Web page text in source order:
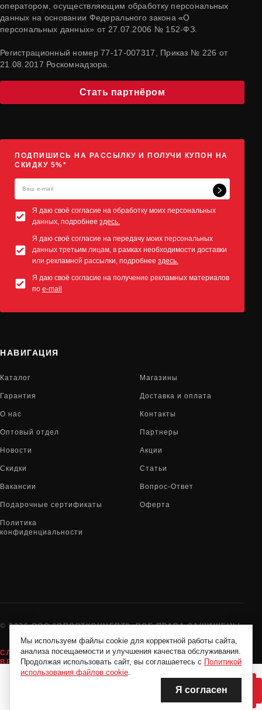
НЕТ В НАЛИЧИИ
НЕТ В НАЛИЧИИ
оператором, осуществляющим обработку персональных
данных на основании Федерального закона «О
персональных данных» от 27.07.2006 № 152-ФЗ.
Регистрационный номер 77-17-007317, Приказ № 226 от
21.08.2017 Роскомнадзора.
Стать партнёром
ПОДПИШИСЬ НА РАССЫЛКУ И ПОЛУЧИ КУПОН НА
СКИДКУ 5%*
Я даю своё согласие на обработку моих персональных
данных, подробнее здесь.
Я даю своё согласие на передачу моих персональных
данных третьим лицам, в рамках необходимости доставки
или рекламной рассылки, подробнее здесь.
Я даю своё согласие на получение рекламных материалов
по e-mail
НАВИГАЦИЯ
Каталог Магазины
Гарантия Доставка и оплата
О нас Контакты
Оптовый отдел Партнеры
Новости Акции
Скидки Статьи
Вакансии Вопрос-Ответ
Подарочные сертификаты Оферта
Политика
конфиденциальности
© 2026 ООО "СПОРТКОНЦЕПТ". ВСЕ ПРАВА ЗАЩИЩЕНЫ
СЛУЖБА ПОДДЕРЖКИ:8-800-775-72-05
ВРЕМЯ РАБОТЫ:
10:00 - 19:00 ЕЖЕДНЕВНО
Мы используем файлы cookie для корректной работы сайта,
анализа посещаемости и улучшения качества обслуживания.
Продолжая использовать сайт, вы соглашаетесь с Политикой
использования файлов cookie.
Я согласен